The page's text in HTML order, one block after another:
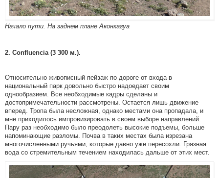
Начало пути. На заднем плане Аконкагуа
2. Confluencia (3 300 м.).
Относительно живописный пейзаж по дороге от входа в
национальный парк довольно быстро надоедает своим
однообразием. Все необходимые кадры сделаны и
достопримечательности рассмотрены. Остается лишь движение
вперед. Тропа была несложная, однако местами она пропадала, и
мне приходилось импровизировать в своем выборе направлений.
Пару раз необходимо было преодолеть высокие подъемы, больше
напоминающие разломы. Почва в таких местах была изрезана
многочисленными ручьями, которые давно уже пересохли. Грязная
вода со стремительным течением находилась дальше от этих мест.